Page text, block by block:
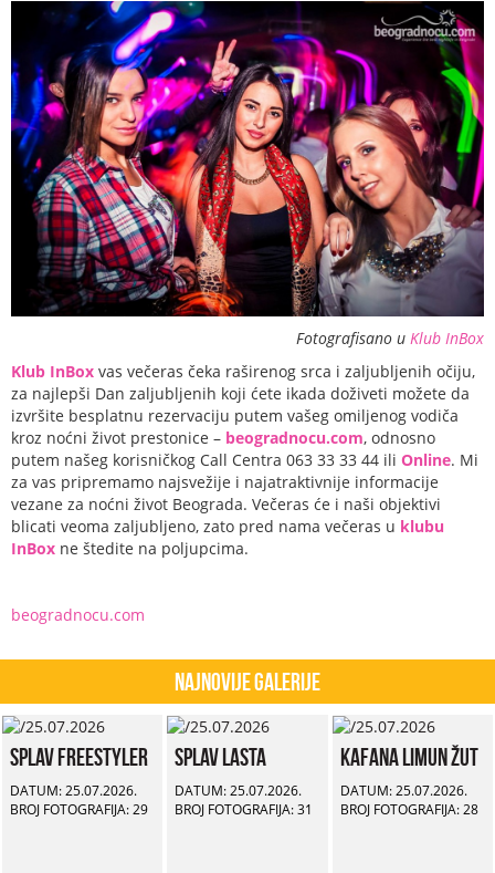
Fotografisano u Klub InBox
Klub InBox vas večeras čeka raširenog srca i zaljubljenih očiju,
za najlepši Dan zaljubljenih koji ćete ikada doživeti možete da
izvršite besplatnu rezervaciju putem vašeg omiljenog vodiča
kroz noćni život prestonice – beogradnocu.com, odnosno
putem našeg korisničkog Call Centra 063 33 33 44 ili Online. Mi
za vas pripremamo najsvežije i najatraktivnije informacije
vezane za noćni život Beograda. Večeras će i naši objektivi
blicati veoma zaljubljeno, zato pred nama večeras u klubu
InBox ne štedite na poljupcima.
beogradnocu.com
Najnovije Galerije
Splav Freestyler
DATUM: 25.07.2026.
BROJ FOTOGRAFIJA: 29
Splav Lasta
DATUM: 25.07.2026.
BROJ FOTOGRAFIJA: 31
Kafana Limun Žut
DATUM: 25.07.2026.
BROJ FOTOGRAFIJA: 28